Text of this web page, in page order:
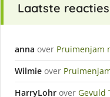
Laatste reacties
anna over Pruimenjam
Wilmie over
HarryLohr over Gevuld